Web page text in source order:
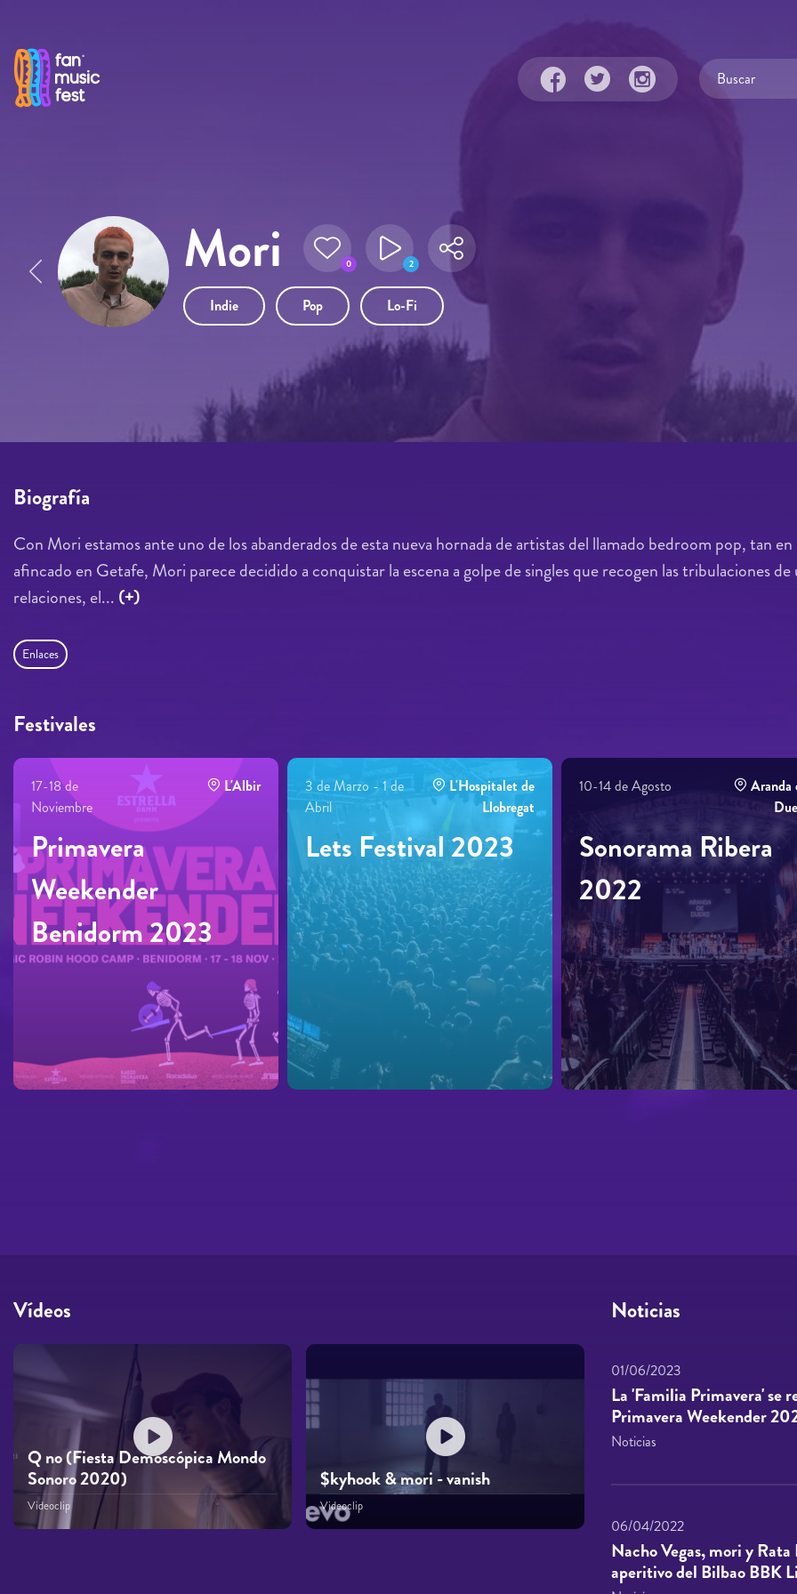
Mori 0 2
Indie Pop Lo-Fi
Biografía
Con Mori estamos ante uno de los abanderados de esta nueva hornada de artistas del llamado bedroom pop, tan
afincado en Getafe, Mori parece decidido a conquistar la escena a golpe de singles que recogen las tribulaciones
relaciones, el... (+)
Enlaces
Festivales
17-18 de
Noviembre
L'Albir
Primavera
Weekender
Benidorm 2023
3 de Marzo - 1 de
Abril
L'Hospitalet de
Llobregat
Lets Festival 2023
10-14 de Agosto
Aranda
Sonorama Ribera
2022
Noticias
01/06/2023
La 'Familia Primavera' se
Primavera Weekender
Noticias
06/04/2022
Nacho Vegas, mori y
aperitivo del Bilbao BBK
Vídeos
Q no (Fiesta Demoscópica Mondo
Sonoro 2020)
Videoclip
$kyhook & mori - vanish
Videoclip